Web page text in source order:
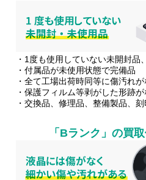
・1度も使用していない未開封品
・付属品が未使用状態で完備品
・全て工場出荷時同等に傷汚れ
・保護フィルム等剥がした形跡
・交換品、修理品、整備製品、
「Bランク」の買